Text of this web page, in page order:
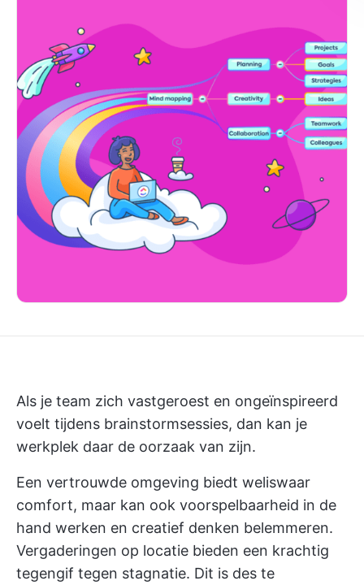
Als je team zich vastgeroest en ongeïnspireerd
voelt tijdens brainstormsessies, dan kan je
werkplek daar de oorzaak van zijn.
Een vertrouwde omgeving biedt weliswaar
comfort, maar kan ook voorspelbaarheid in de
hand werken en creatief denken belemmeren.
Vergaderingen op locatie bieden een krachtig
tegengif tegen stagnatie. Dit is des te